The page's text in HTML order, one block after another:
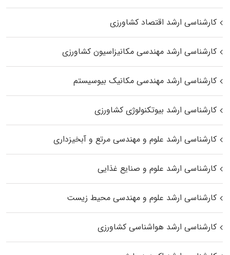
کارشناسی ارشد اقتصاد کشاورزی
کارشناسی ارشد مهندسی مکانیزاسیون کشاورزی
کارشناسی ارشد مهندسی مکانیک بیوسیستم
کارشناسی ارشد بیوتکنولوژی کشاورزی
کارشناسی ارشد علوم و مهندسی مرتع و آبخیزداری
کارشناسی ارشد علوم و صنایع غذایی
کارشناسی ارشد علوم و مهندسی محیط زیست
کارشناسی ارشد هواشناسی کشاورزی